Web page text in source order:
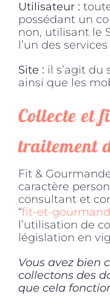
Produits sains
Click and collect
Traiteur
Cours
Accessoires
Offres
Utilisateur :
possédant un
non, utilisant le
l’un des
Site : il s’agit du
ainsi que les
Collecte et
traitement
Fit &
caractère
consultant et
“fit-et-
l’utilisation de
législation en
Vous avez bien
collectons des
que cela